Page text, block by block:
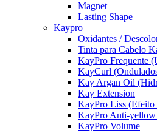
Magnet
Lasting Shape
Kaypro
Oxidantes /
Tinta para Cabelo
KayPro Frequente
KayCurl
Kay Argan Oil
Kay Extension
KayPro Liss (Efeito
KayPro Anti-
KayPro Volume